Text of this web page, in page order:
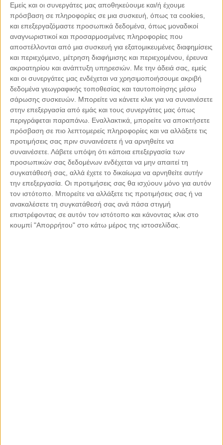
Εμείς και οι συνεργάτες μας αποθηκεύουμε και/ή έχουμε
πρόσβαση σε πληροφορίες σε μια συσκευή, όπως τα cookies,
και επεξεργαζόμαστε προσωπικά δεδομένα, όπως μοναδικοί
αναγνωριστικοί και προσαρμοσμένες πληροφορίες που
αποστέλλονται από μια συσκευή για εξατομικευμένες διαφημίσεις
και περιεχόμενο, μέτρηση διαφήμισης και περιεχομένου, έρευνα
ακροατηρίου και ανάπτυξη υπηρεσιών. Με την άδειά σας, εμείς
και οι συνεργάτες μας ενδέχεται να χρησιμοποιήσουμε ακριβή
δεδομένα γεωγραφικής τοποθεσίας και ταυτοποίησης μέσω
σάρωσης συσκευών. Μπορείτε να κάνετε κλικ για να συναινέσετε
στην επεξεργασία από εμάς και τους συνεργάτες μας όπως
περιγράφεται παραπάνω. Εναλλακτικά, μπορείτε να αποκτήσετε
πρόσβαση σε πιο λεπτομερείς πληροφορίες και να αλλάξετε τις
προτιμήσεις σας πριν συναινέσετε ή να αρνηθείτε να
συναινέσετε. Λάβετε υπόψη ότι κάποια επεξεργασία των
προσωπικών σας δεδομένων ενδέχεται να μην απαιτεί τη
συγκατάθεσή σας, αλλά έχετε το δικαίωμα να αρνηθείτε αυτήν
την επεξεργασία. Οι προτιμήσεις σας θα ισχύουν μόνο για αυτόν
τον ιστότοπο. Μπορείτε να αλλάξετε τις προτιμήσεις σας ή να
ανακαλέσετε τη συγκατάθεσή σας ανά πάσα στιγμή
επιστρέφοντας σε αυτόν τον ιστότοπο και κάνοντας κλικ στο
κουμπί "Απορρήτου" στο κάτω μέρος της ιστοσελίδας.
Leaflet| ©OpenStreetMapcontributors
ΜΕ ΤΗΝ ΥΠΟΣΤΗΡΙΞΗ